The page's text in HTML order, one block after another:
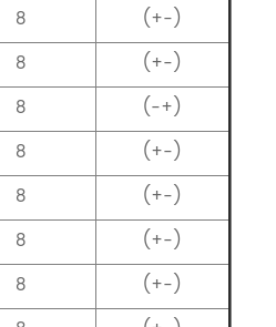
8
(+-)
8
(+-)
8
(-+)
8
(+-)
8
(+-)
8
(+-)
8
(+-)